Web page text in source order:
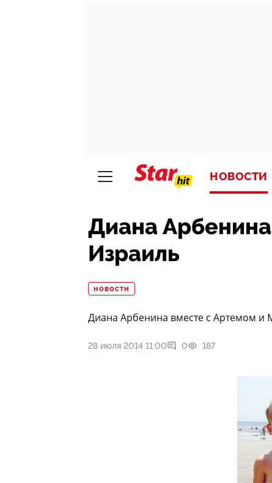
НОВОСТИ
Диана
Израиль
НОВОСТИ
Диана Арбенина вместе с Артемом и
28 июля 2014 11:00 0 187